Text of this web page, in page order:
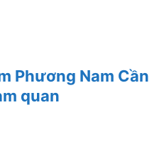
Phương Nam Cần
quan